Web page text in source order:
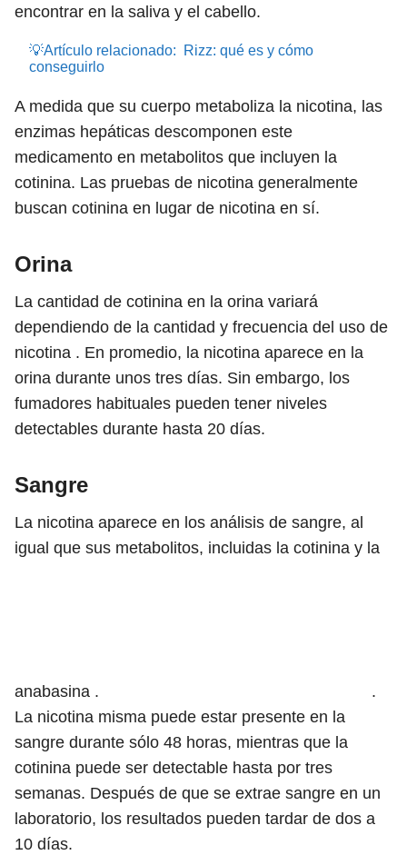
encontrar en la saliva y el cabello.
💡Artículo relacionado:
Rizz: qué es y cómo
conseguirlo
A medida que su cuerpo metaboliza la nicotina, las
enzimas hepáticas descomponen este
medicamento en metabolitos que incluyen la
cotinina. Las pruebas de nicotina generalmente
buscan cotinina en lugar de nicotina en sí.
Orina
La cantidad de cotinina en la orina variará
dependiendo de la cantidad y frecuencia del uso de
nicotina . En promedio, la nicotina aparece en la
orina durante unos tres días. Sin embargo, los
fumadores habituales pueden tener niveles
detectables durante hasta 20 días.
Sangre
La nicotina aparece en los análisis de sangre, al
igual que sus metabolitos, incluidas la cotinina y la
anabasina .
.
La nicotina misma puede estar presente en la
sangre durante sólo 48 horas, mientras que la
cotinina puede ser detectable hasta por tres
semanas. Después de que se extrae sangre en un
laboratorio, los resultados pueden tardar de dos a
10 días.